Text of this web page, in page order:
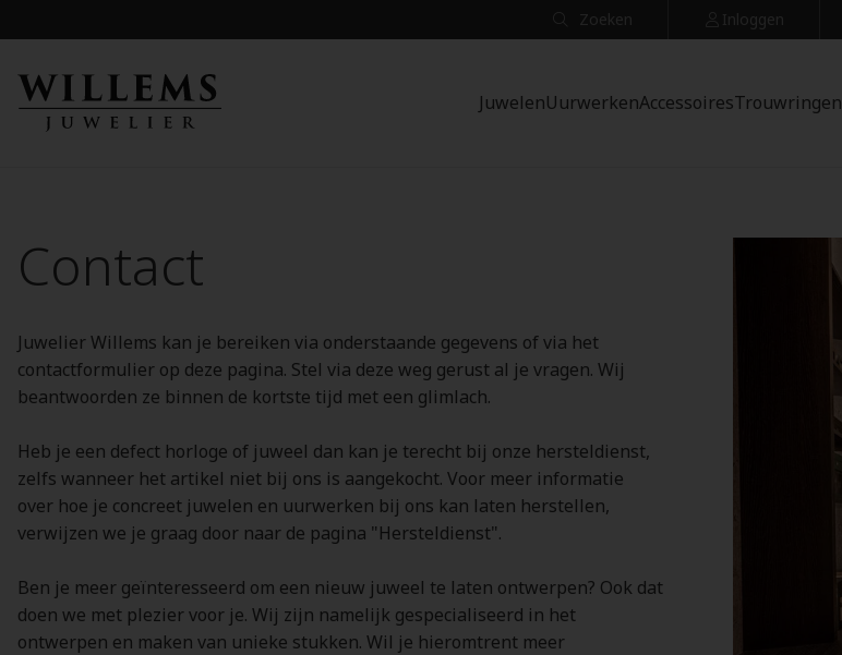
Zoeken Inloggen
JuwelenUurwerkenAccessoiresTrouwringen
Contact
Juwelier Willems kan je bereiken via onderstaande gegevens of via het
contactformulier op deze pagina. Stel via deze weg gerust al je vragen. Wij
beantwoorden ze binnen de kortste tijd met een glimlach.
Heb je een defect horloge of juweel dan kan je terecht bij onze hersteldienst,
zelfs wanneer het artikel niet bij ons is aangekocht. Voor meer informatie
over hoe je concreet juwelen en uurwerken bij ons kan laten herstellen,
verwijzen we je graag door naar de pagina "Hersteldienst".
Ben je meer geïnteresseerd om een nieuw juweel te laten ontwerpen? Ook dat
doen we met plezier voor je. Wij zijn namelijk gespecialiseerd in het
ontwerpen en maken van unieke stukken. Wil je hieromtrent meer